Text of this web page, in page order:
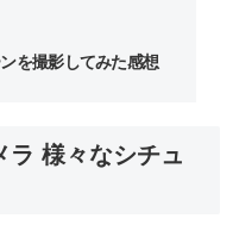
を撮影してみた感想
様々なシチュ